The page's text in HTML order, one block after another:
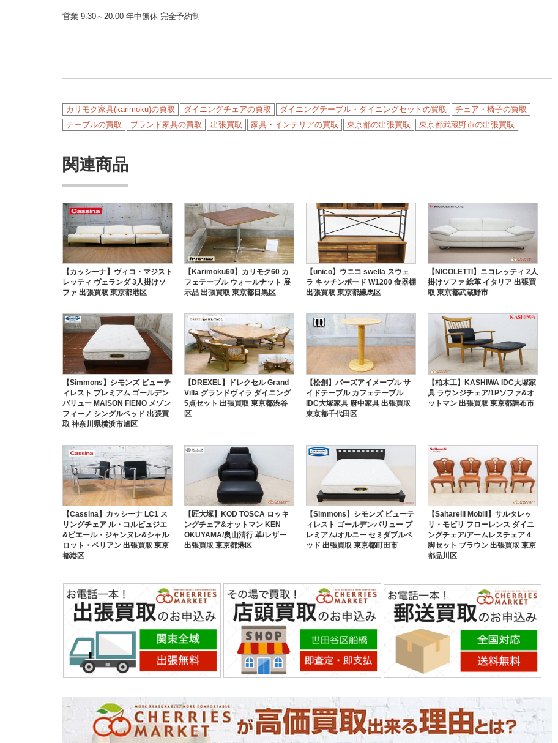
営業 9:30～20:00 年中無休 完全予約制
カリモク家具(karimoku)の買取 ダイニングチェアの買取 ダイニングテーブル・ダイニングセットの買取
チェア・椅子の買取
テーブルの買取
ブランド家具の買取 出張買取 家具・インテリアの買取 東京都の出張買取 東京都武蔵野市の出張買取
関連商品
【カッシーナ】ヴィコ・マジスト
レッティ ヴェランダ 3人掛けソ
ファ 出張買取 東京都港区
【Karimoku60】カリモク60 カ
フェテーブル ウォールナット 展
示品 出張買取 東京都目黒区
【unico】ウニコ swella スウェ
ラ キッチンボード W1200 食器棚
出張買取 東京都練馬区
【NICOLETTI】ニコレッティ 2人
掛けソファ 総革 イタリア 出張買
取 東京都武蔵野市
【Simmons】シモンズ ビューテ
ィレスト プレミアム ゴールデン
バリュー MAISON FIENO メゾン
フィーノ シングルベッド 出張買
取 神奈川県横浜市旭区
【DREXEL】ドレクセル Grand
Villa グランドヴィラ ダイニング
5点セット 出張買取 東京都渋谷
区
【松創】バーズアイメープル サ
イドテーブル カフェテーブル
IDC大塚家具 府中家具 出張買取
東京都千代田区
【柏木工】KASHIWA IDC大塚家
具 ラウンジチェア/1Pソファ&オ
ットマン 出張買取 東京都調布市
【Cassina】カッシーナ LC1 ス
リングチェア ル・コルビュジエ
&ピエール・ジャンヌレ&シャル
ロット・ペリアン 出張買取 東京
都港区
【匠大塚】KOD TOSCA ロッキ
ングチェア&オットマン KEN
OKUYAMA/奥山清行 革/レザー
出張買取 東京都港区
【Simmons】シモンズ ビューテ
ィレスト ゴールデンバリュー プ
レミアム/オルニー セミダブルベ
ッド 出張買取 東京都町田市
【Saltarelli Mobili】サルタレッ
リ・モビリ フローレンス ダイニ
ングチェア/アームレスチェア 4
脚セット ブラウン 出張買取 東京
都品川区